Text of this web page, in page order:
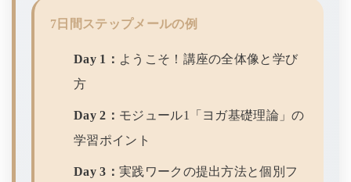
7日間ステップメールの例
Day 1： ようこそ！講座の全体像と学び
方
Day 2： モジュール1「ヨガ基礎理論」の
学習ポイント
Day 3： 実践ワークの提出方法と個別フ